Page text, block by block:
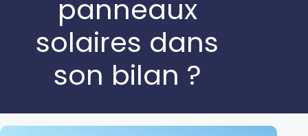
panneaux
solaires dans
son bilan ?